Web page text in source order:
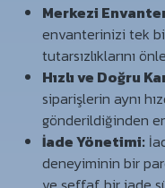
Merkezi
envanterinizi tek
tutarsızlıklarını
Hızlı ve Doğru
siparişlerin aynı
gönderildiğinden
İade Yönetimi:
deneyiminin bir